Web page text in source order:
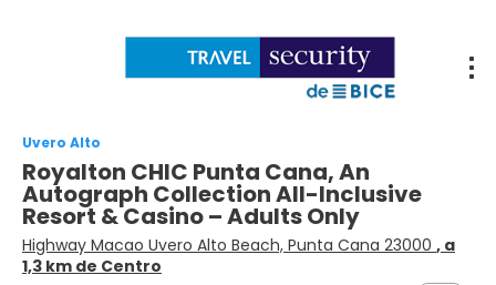
Uvero Alto
Royalton CHIC Punta Cana, An
Autograph Collection All-Inclusive
Resort & Casino – Adults Only
Highway Macao Uvero Alto Beach, Punta Cana 23000 , a
1,3 km de Centro